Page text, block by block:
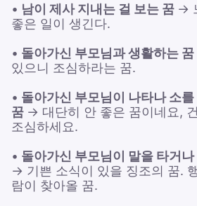
• 남이 제사 지내는 걸 보는 꿈 →
좋은 일이 생긴다.
• 돌아가신 부모님과 생활하는 꿈
있으니 조심하라는 꿈.
• 돌아가신 부모님이 나타나 소
꿈 → 대단히 안 좋은 꿈이네요,
조심하세요.
• 돌아가신 부모님이 말을 타거
→ 기쁜 소식이 있을 징조의 꿈.
람이 찾아올 꿈.